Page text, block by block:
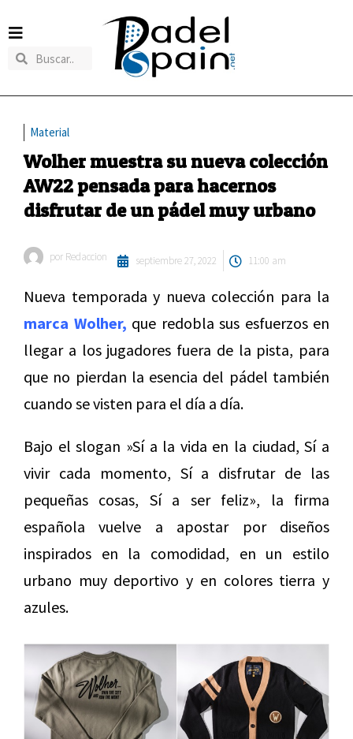
Material
Wolher muestra su nueva colección
AW22 pensada para hacernos
disfrutar de un pádel muy urbano
por Redaccion septiembre 27, 2022 11:00 am
Nueva temporada y nueva colección para la
marca Wolher, que redobla sus esfuerzos en
llegar a los jugadores fuera de la pista, para
que no pierdan la esencia del pádel también
cuando se visten para el día a día.
Bajo el slogan »Sí a la vida en la ciudad, Sí a
vivir cada momento, Sí a disfrutar de las
pequeñas cosas, Sí a ser feliz», la firma
española vuelve a apostar por diseños
inspirados en la comodidad, en un estilo
urbano muy deportivo y en colores tierra y
azules.